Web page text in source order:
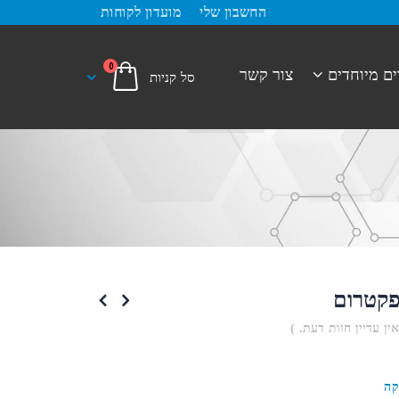
החשבון שלי מועדון לקוחות
מיוחדים צור קשר 0
עדיין חוות דעת. )